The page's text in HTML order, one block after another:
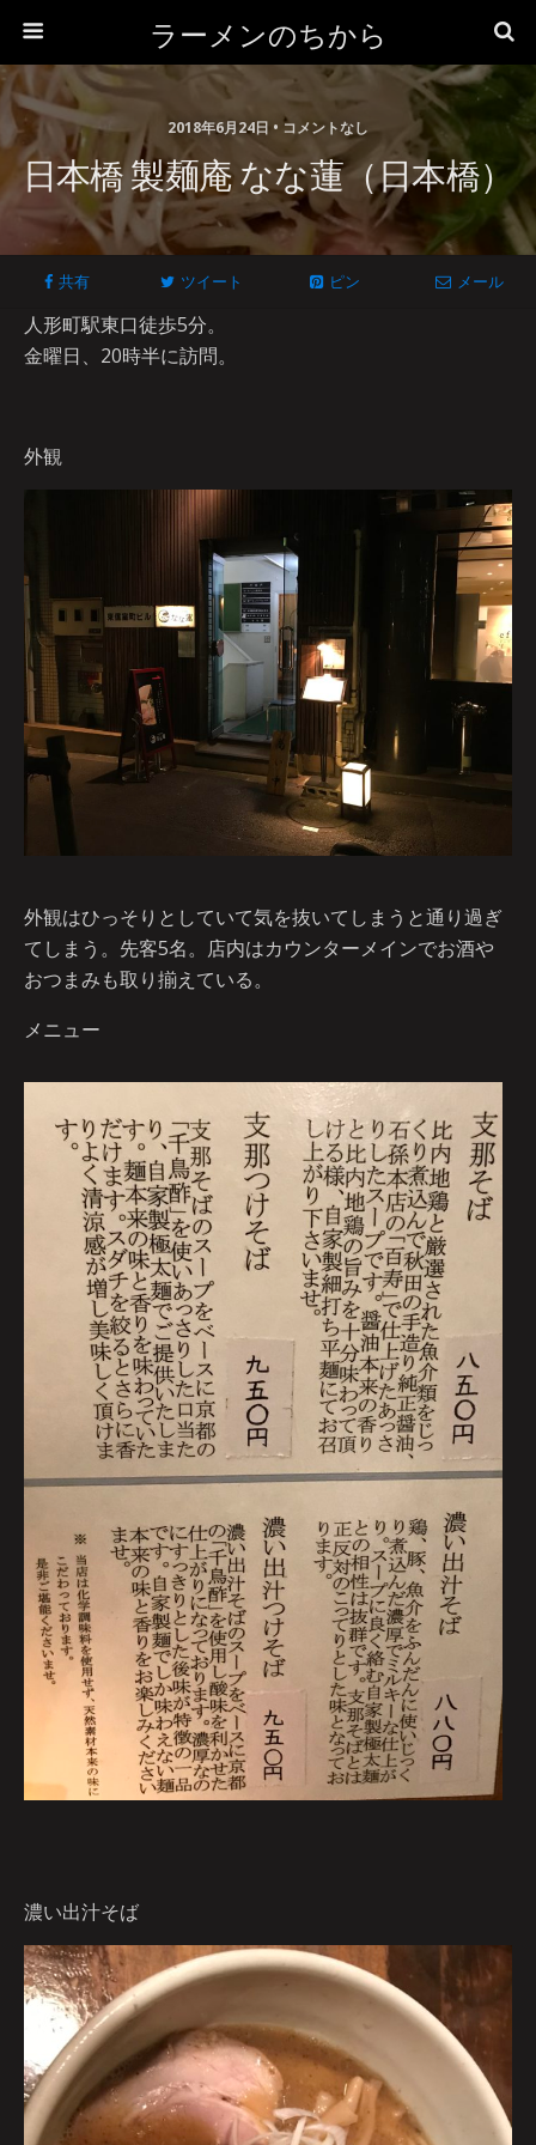
ラーメンのちから
2018年6月24日 • コメントなし
日本橋 製麺庵 なな蓮（日本橋）
共有 ツイート ピン メール
人形町駅東口徒歩5分。
金曜日、20時半に訪問。
外観
外観はひっそりとしていて気を抜いてしまうと通り過ぎ
てしまう。先客5名。店内はカウンターメインでお酒や
おつまみも取り揃えている。
メニュー
濃い出汁そば